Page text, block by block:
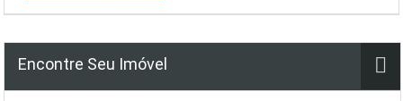
Encontre Seu Imóvel